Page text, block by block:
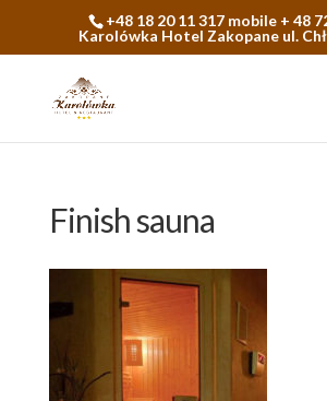
+48 18 20 11 317 mobile + 48
Karolówka Hotel Zakopane ul.
Finish sauna